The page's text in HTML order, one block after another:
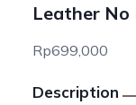
Leather
Rp699,000
Description